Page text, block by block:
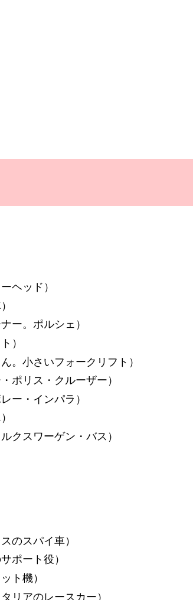
ヘッド）
ー。ポルシェ）
）
。小さいフォークリフト）
ポリス・クルーザー）
ー・インパラ）
クスワーゲン・バス）
のスパイ車）
ポート役）
ト機）
リアのレースカー）